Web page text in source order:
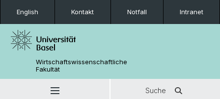
English Kontakt Notfall Intranet
Wirtschaftswissenschaftliche
Fakultät
Suche